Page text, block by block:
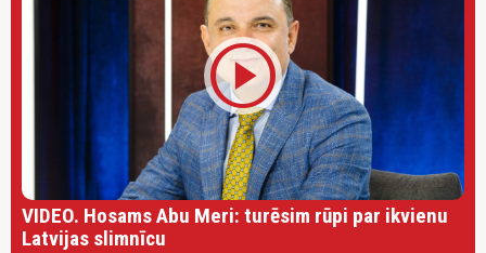
play_circle
VIDEO. Hosams Abu Meri: turēsim rūpi par ikvienu
Latvijas slimnīcu